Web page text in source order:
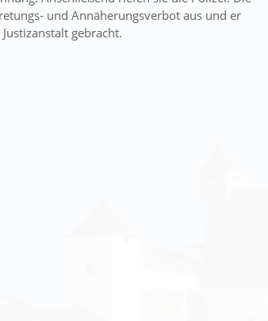
und Annäherungsverbot aus und er
gebracht.